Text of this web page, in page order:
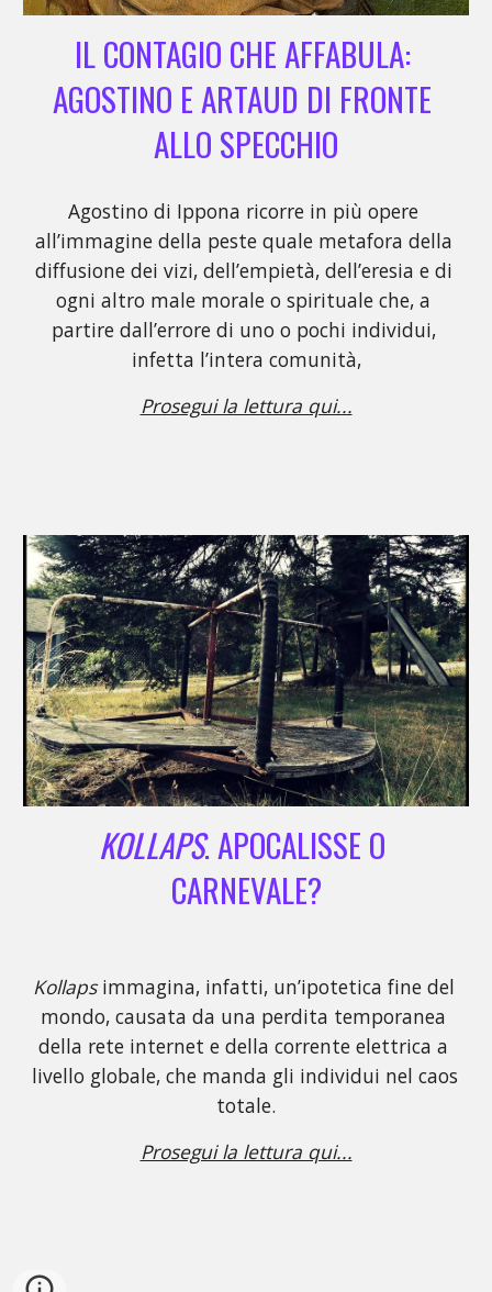
IL CONTAGIO CHE AFFABULA:
AGOSTINO E ARTAUD DI FRONTE
ALLO SPECCHIO
Agostino di Ippona ricorre in più opere
all’immagine della peste quale metafora della
diffusione dei vizi, dell’empietà, dell’eresia e di
ogni altro male morale o spirituale che, a
partire dall’errore di uno o pochi individui,
infetta l’intera comunità,
Prosegui la lettura qui...
KOLLAPS. APOCALISSE O
CARNEVALE?
Kollaps immagina, infatti, un’ipotetica fine del
mondo, causata da una perdita temporanea
della rete internet e della corrente elettrica a
livello globale, che manda gli individui nel caos
totale.
Prosegui la lettura qui...